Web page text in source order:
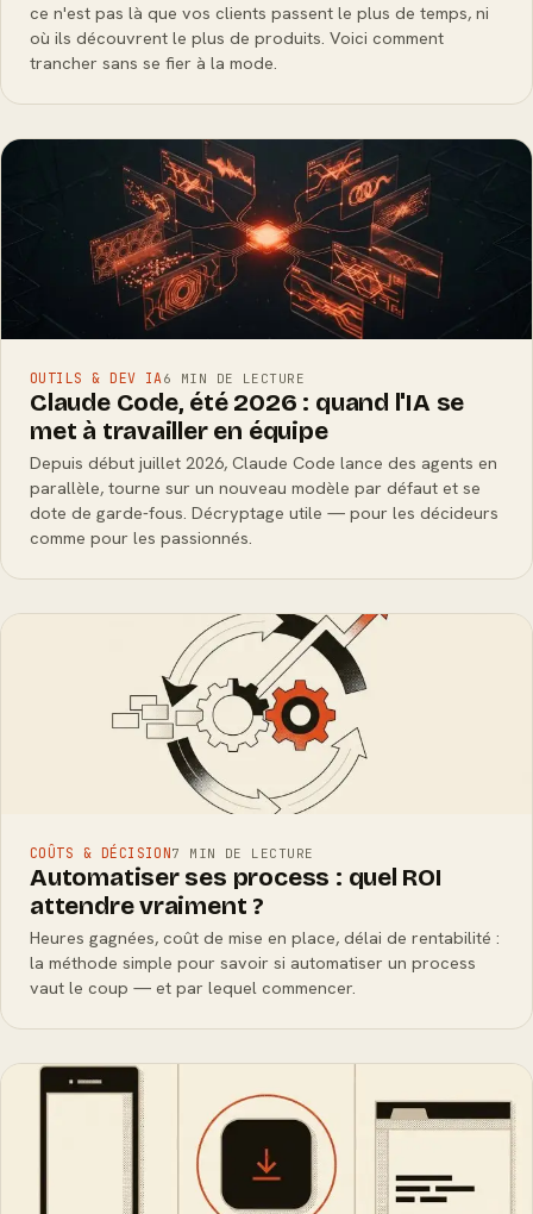
ce n'est pas là que vos clients passent le plus de temps, ni
où ils découvrent le plus de produits. Voici comment
trancher sans se fier à la mode.
OUTILS & DEV IA6 MIN DE LECTURE
Claude Code, été 2026 : quand l'IA se
met à travailler en équipe
Depuis début juillet 2026, Claude Code lance des agents en
parallèle, tourne sur un nouveau modèle par défaut et se
dote de garde-fous. Décryptage utile — pour les décideurs
comme pour les passionnés.
COÛTS & DÉCISION7 MIN DE LECTURE
Automatiser ses process : quel ROI
attendre vraiment ?
Heures gagnées, coût de mise en place, délai de rentabilité :
la méthode simple pour savoir si automatiser un process
vaut le coup — et par lequel commencer.